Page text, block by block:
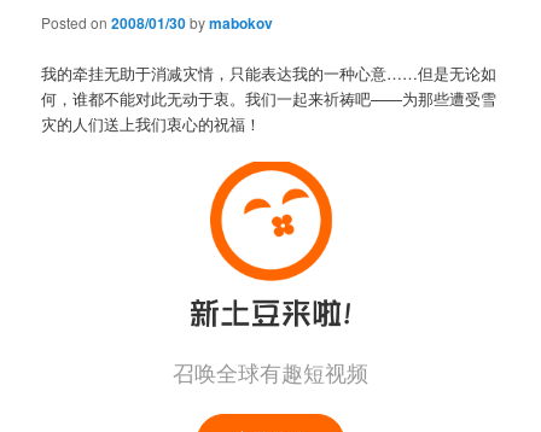
Posted on2008/01/30bymabokov
我的牵挂无助于消减灾情，只能表达我的一种心意……但是无论如
何，谁都不能对此无动于衷。我们一起来祈祷吧——为那些遭受雪
灾的人们送上我们衷心的祝福！